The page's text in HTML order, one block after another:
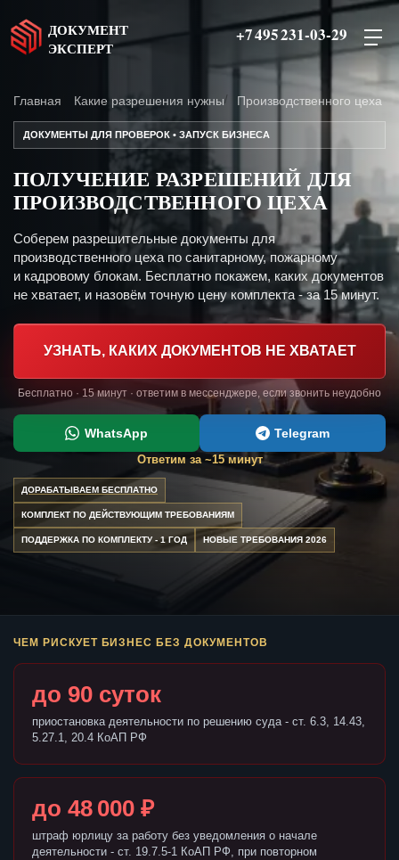
ДОКУМЕНТ
ЭКСПЕРТ
+7 495 231-03-29
Главная Какие разрешения нужны Производственного цеха
ДОКУМЕНТЫ ДЛЯ ПРОВЕРОК • ЗАПУСК БИЗНЕСА
ПОЛУЧЕНИЕ РАЗРЕШЕНИЙ ДЛЯ
ПРОИЗВОДСТВЕННОГО ЦЕХА
Соберем разрешительные документы для
производственного цеха по санитарному, пожарному
и кадровому блокам. Бесплатно покажем, каких документов
не хватает, и назовём точную цену комплекта - за 15 минут.
УЗНАТЬ, КАКИХ ДОКУМЕНТОВ НЕ ХВАТАЕТ
Бесплатно · 15 минут · ответим в мессенджере, если звонить неудобно
WhatsApp Telegram
Ответим за ~15 минут
ДОРАБАТЫВАЕМ БЕСПЛАТНО
КОМПЛЕКТ ПО ДЕЙСТВУЮЩИМ ТРЕБОВАНИЯМ
ПОДДЕРЖКА ПО КОМПЛЕКТУ - 1 ГОД НОВЫЕ ТРЕБОВАНИЯ 2026
ЧЕМ РИСКУЕТ БИЗНЕС БЕЗ ДОКУМЕНТОВ
до 90 суток
приостановка деятельности по решению суда - ст. 6.3, 14.43,
5.27.1, 20.4 КоАП РФ
до 48 000 ₽
штраф юрлицу за работу без уведомления о начале
деятельности - ст. 19.7.5-1 КоАП РФ, при повторном